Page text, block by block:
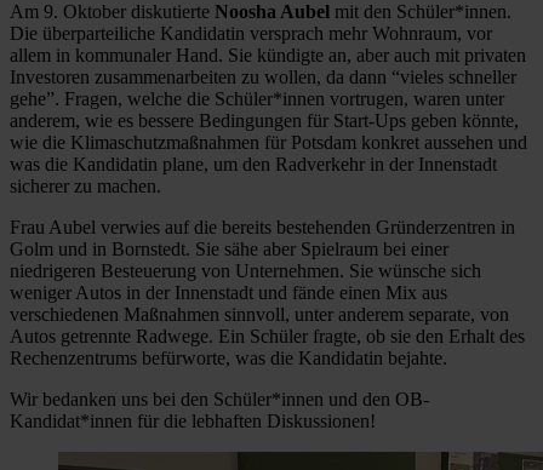
Am 9. Oktober diskutierte Noosha Aubel mit den Schüler*innen.
Die überparteiliche Kandidatin versprach mehr Wohnraum, vor
allem in kommunaler Hand. Sie kündigte an, aber auch mit privaten
Investoren zusammenarbeiten zu wollen, da dann “vieles schneller
gehe”. Fragen, welche die Schüler*innen vortrugen, waren unter
anderem, wie es bessere Bedingungen für Start-Ups geben könnte,
wie die Klimaschutzmaßnahmen für Potsdam konkret aussehen und
was die Kandidatin plane, um den Radverkehr in der Innenstadt
sicherer zu machen.
Frau Aubel verwies auf die bereits bestehenden Gründerzentren in
Golm und in Bornstedt. Sie sähe aber Spielraum bei einer
niedrigeren Besteuerung von Unternehmen. Sie wünsche sich
weniger Autos in der Innenstadt und fände einen Mix aus
verschiedenen Maßnahmen sinnvoll, unter anderem separate, von
Autos getrennte Radwege. Ein Schüler fragte, ob sie den Erhalt des
Rechenzentrums befürworte, was die Kandidatin bejahte.
Wir bedanken uns bei den Schüler*innen und den OB-
Kandidat*innen für die lebhaften Diskussionen!